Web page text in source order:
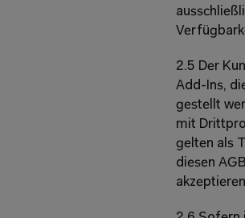
2.5 Der
Add-Ins,
gestellt
mit
gelten als
diesen